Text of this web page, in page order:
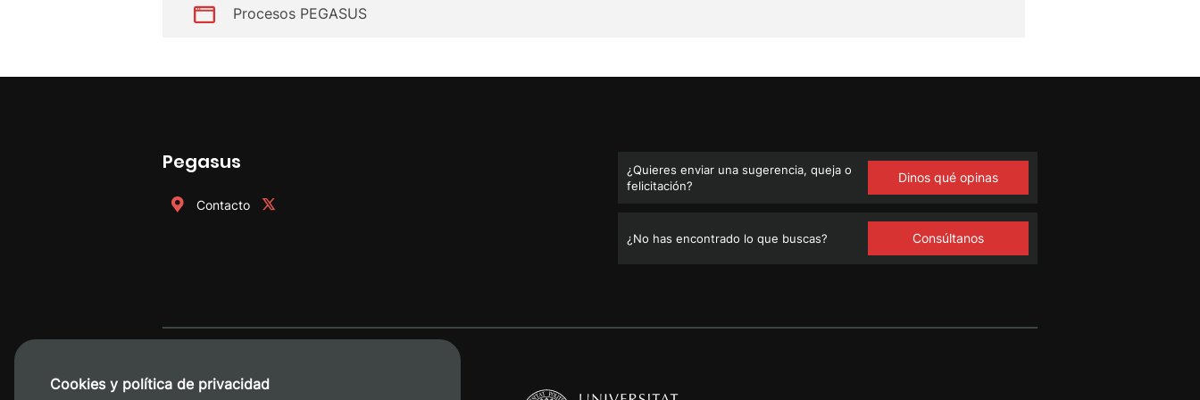
Procesos PEGASUS
Pegasus
Contacto
¿Quieres enviar una sugerencia, queja o
felicitación?
Dinos qué opinas
¿No has encontrado lo que buscas? Consúltanos
Cookies y política de privacidad